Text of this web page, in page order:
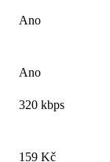
Ano
Ano
320 kbps
159 Kč